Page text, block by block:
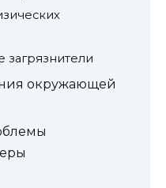
загрязнители
окружающей